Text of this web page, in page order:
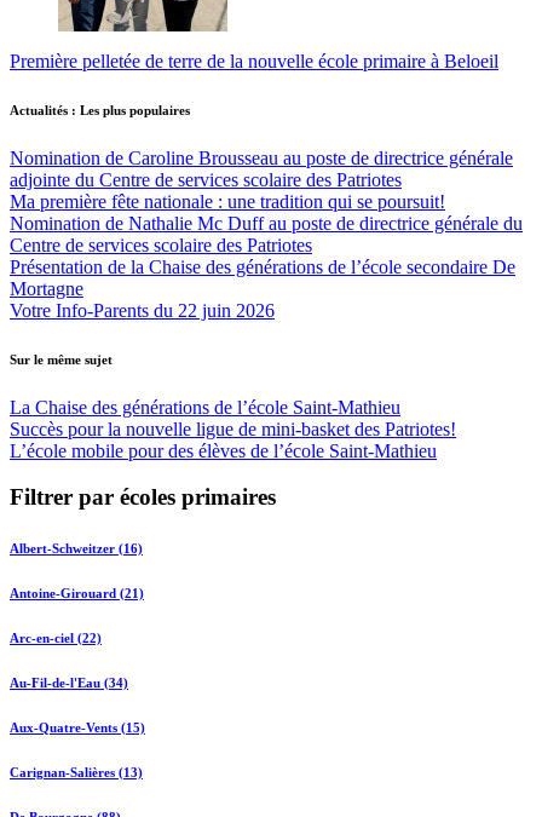
Première pelletée de terre de la nouvelle école primaire à Beloeil
Actualités : Les plus populaires
Nomination de Caroline Brousseau au poste de directrice générale
adjointe du Centre de services scolaire des Patriotes
Ma première fête nationale : une tradition qui se poursuit!
Nomination de Nathalie Mc Duff au poste de directrice générale du
Centre de services scolaire des Patriotes
Présentation de la Chaise des générations de l’école secondaire De
Mortagne
Votre Info-Parents du 22 juin 2026
Sur le même sujet
La Chaise des générations de l’école Saint-Mathieu
Succès pour la nouvelle ligue de mini-basket des Patriotes!
L’école mobile pour des élèves de l’école Saint-Mathieu
Filtrer par écoles primaires
Albert-Schweitzer (16)
Antoine-Girouard (21)
Arc-en-ciel (22)
Au-Fil-de-l'Eau (34)
Aux-Quatre-Vents (15)
Carignan-Salières (13)